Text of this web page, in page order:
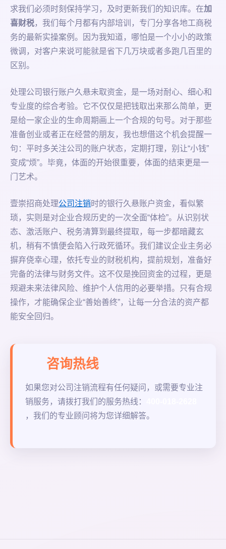
求我们必须时刻保持学习，及时更新我们的知识库。在加
喜财税，我们每个月都有内部培训，专门分享各地工商税
务的最新实操案例。因为我知道，哪怕是一个小小的政策
微调，对客户来说可能就是省下几万块或者多跑几百里的
区别。
处理公司银行账户久悬未取资金，是一场对耐心、细心和
专业度的综合考验。它不仅仅是把钱取出来那么简单，更
是给一家企业的生命周期画上一个合规的句号。对于那些
准备创业或者正在经营的朋友，我也想借这个机会提醒一
句：平时多关注公司的账户状态，定期打理，别让“小钱”
变成“烦”。毕竟，体面的开始很重要，体面的结束更是一
门艺术。
壹崇招商处理公司注销时的银行久悬账户资金，看似繁
琐，实则是对企业合规历史的一次全面“体检”。从识别状
态、激活账户、税务清算到最终提取，每一步都暗藏玄
机，稍有不慎便会陷入行政死循环。我们建议企业主务必
摒弃侥幸心理，依托专业的财税机构，提前规划，准备好
完备的法律与财务文件。这不仅是挽回资金的过程，更是
规避未来法律风险、维护个人信用的必要举措。只有合规
操作，才能确保企业“善始善终”，让每一分合法的资产都
能安全回归。
咨询热线
如果您对公司注销流程有任何疑问，或需要专业注
销服务，请拨打我们的服务热线：
，我们的专业顾问将为您详细解答。